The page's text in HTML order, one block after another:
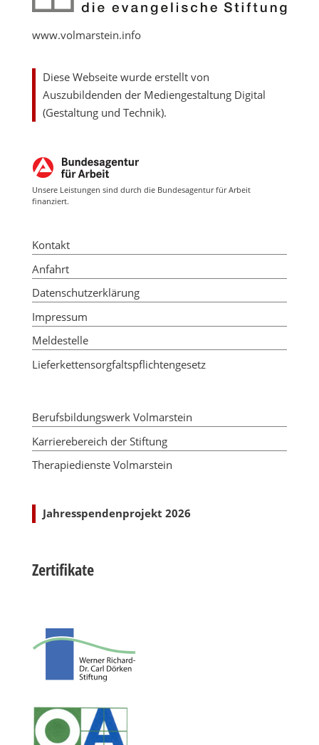
www.volmarstein.info
Diese Webseite wurde erstellt von
Auszubildenden der Mediengestaltung Digital
(Gestaltung und Technik).
Unsere Leistungen sind durch die Bundesagentur für Arbeit
finanziert.
Kontakt
Anfahrt
Datenschutzerklärung
Impressum
Meldestelle
Lieferkettensorgfaltspflichtengesetz
Berufsbildungswerk Volmarstein
Karrierebereich der Stiftung
Therapiedienste Volmarstein
Jahresspendenprojekt 2026
Zertifikate